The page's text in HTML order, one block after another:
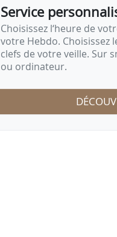
Service
Choisissez l‘heure de
votre Hebdo. Choisissez
clefs de votre veille. Sur
ou ordinateur.